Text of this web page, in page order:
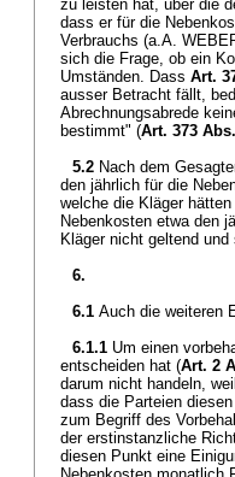
zu leisten hat, über die
dass er für die
Verbrauchs (a.A.
sich die Frage, ob ein
Umständen. Dass Art.
ausser Betracht fällt,
Abrechnungsabrede
bestimmt" (Art. 373
5.2 Nach dem
den jährlich für die
welche die Kläger
Nebenkosten etwa den
Kläger nicht geltend
6.
6.1 Auch die weiteren
6.1.1 Um einen
entscheiden hat (Art. 2
darum nicht handeln,
dass die Parteien
zum Begriff des
der erstinstanzliche
diesen Punkt eine